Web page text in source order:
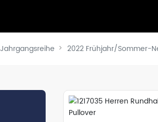
Jahrgangsreihe 2022 Frühjahr/Sommer-